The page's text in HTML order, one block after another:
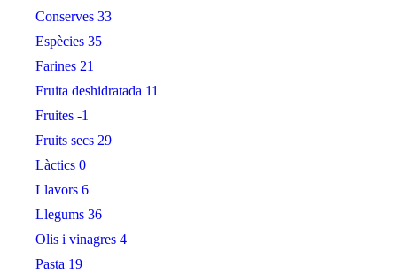
Conserves 33
Espècies 35
Farines 21
Fruita deshidratada 11
Fruites -1
Fruits secs 29
Làctics 0
Llavors 6
Llegums 36
Olis i vinagres 4
Pasta 19